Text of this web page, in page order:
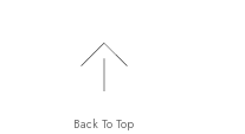
Back To Top